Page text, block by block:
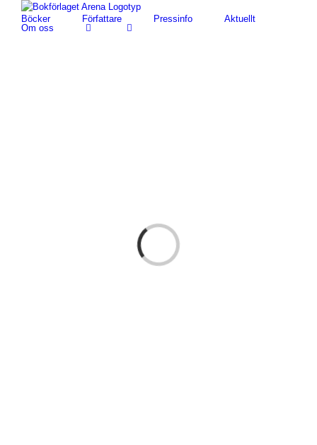
Fortsätt
innehållet
Böcker Författare Pressinfo
Aktuellt
Om oss
Loading...